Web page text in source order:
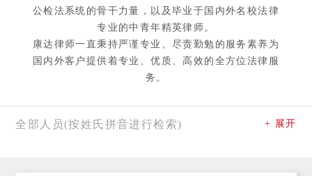
公检法系统的骨干力量，以及毕业于国内外名校法律
专业的中青年精英律师。
康达律师一直秉持严谨专业、尽责勤勉的服务素养为
国内外客户提供着专业、优质、高效的全方位法律服
务。
全部人员(按姓氏拼音进行检索) + 展开